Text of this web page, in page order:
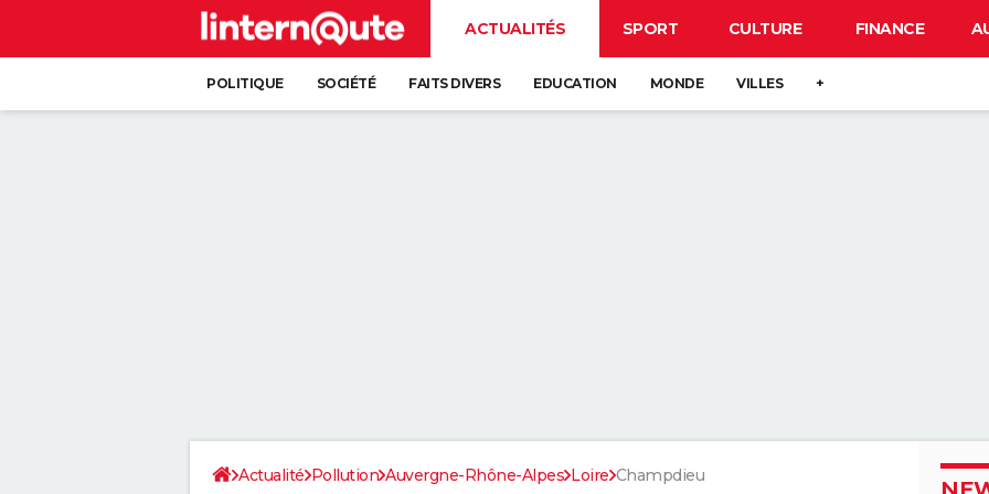
ACTUALITÉS SPORT CULTURE FINANCE
POLITIQUE SOCIÉTÉ FAITS DIVERS EDUCATION MONDE VILLES +
Actualité Pollution Auvergne-Rhône-Alpes Loire Champdieu